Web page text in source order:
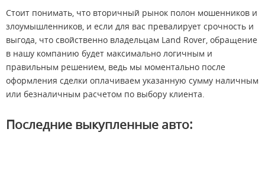
Стоит понимать, что вторичный рынок полон мошенников и
злоумышленников, и если для вас превалирует срочность и
выгода, что свойственно владельцам Land Rover, обращение
в нашу компанию будет максимально логичным и
правильным решением, ведь мы моментально после
оформления сделки оплачиваем указанную сумму наличным
или безналичным расчетом по выбору клиента.
Последние выкупленные авто: